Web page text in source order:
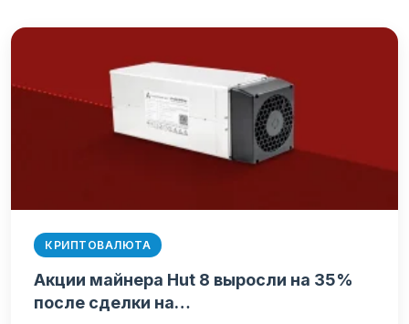
КРИПТОВАЛЮТА
Акции майнера Hut 8 выросли на 35%
после сделки на…